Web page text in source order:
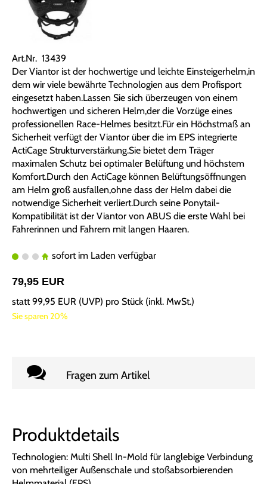
Art.Nr. 13439
Der Viantor ist der hochwertige und leichte Einsteigerhelm,in
dem wir viele bewährte Technologien aus dem Profisport
eingesetzt haben.Lassen Sie sich überzeugen von einem
hochwertigen und sicheren Helm,der die Vorzüge eines
professionellen Race-Helmes besitzt.Für ein Höchstmaß an
Sicherheit verfügt der Viantor über die im EPS integrierte
ActiCage Strukturverstärkung.Sie bietet dem Träger
maximalen Schutz bei optimaler Belüftung und höchstem
Komfort.Durch den ActiCage können Belüftungsöffnungen
am Helm groß ausfallen,ohne dass der Helm dabei die
notwendige Sicherheit verliert.Durch seine Ponytail-
Kompatibilität ist der Viantor von ABUS die erste Wahl bei
Fahrerinnen und Fahrern mit langen Haaren.
sofort im Laden verfügbar
79,95 EUR
statt99,95 EUR (UVP) pro Stück (inkl. MwSt.)
Sie sparen 20%
Fragen zum Artikel
Produktdetails
Technologien: Multi Shell In-Mold für langlebige Verbindung
von mehrteiliger Außenschale und stoßabsorbierenden